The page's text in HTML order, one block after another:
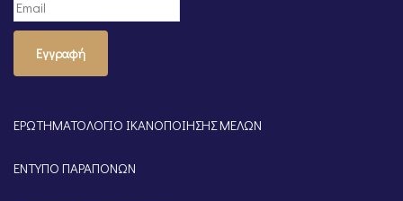
Εγγραφή
ΕΡΩΤΗΜΑΤΟΛΟΓΙΟ ΙΚΑΝΟΠΟΙΗΣΗΣ ΜΕΛΩΝ
ΕΝΤΥΠΟ ΠΑΡΑΠΟΝΩΝ